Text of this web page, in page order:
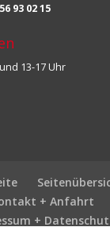
93 02 15
13-17 Uhr
+ Anfahrt
+